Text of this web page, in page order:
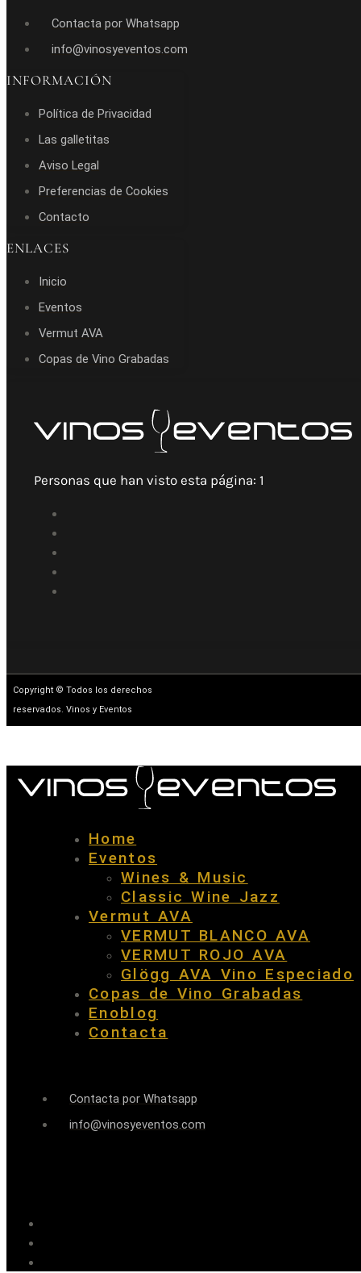
Contacta por Whatsapp
info@vinosyeventos.com
INFORMACIÓN
Política de Privacidad
Las galletitas
Aviso Legal
Preferencias de Cookies
Contacto
ENLACES
Inicio
Eventos
Vermut AVA
Copas de Vino Grabadas
Personas que han visto esta página: 1
Copyright © Todos los derechos
reservados. Vinos y Eventos
Home
Eventos
Wines & Music
Classic Wine Jazz
Vermut AVA
VERMUT BLANCO AVA
VERMUT ROJO AVA
Glögg AVA Vino Especiado
Copas de Vino Grabadas
Enoblog
Contacta
Contacta por Whatsapp
info@vinosyeventos.com